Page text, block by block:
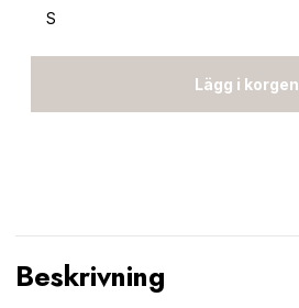
Lägg i korgen
Beskrivning